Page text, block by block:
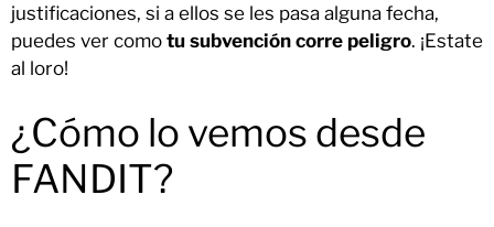
justificaciones, si a ellos se les pasa alguna fecha,
puedes ver como tu subvención corre peligro. ¡Estate
al loro!
¿Cómo lo vemos desde
FANDIT?